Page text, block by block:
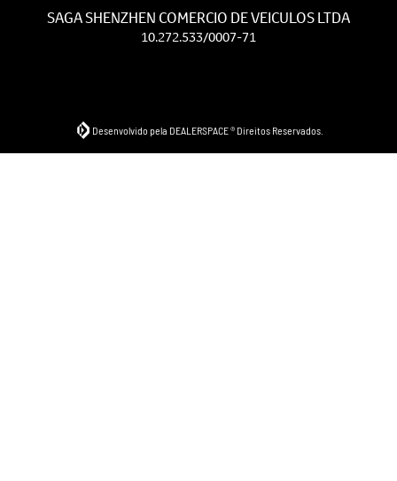
SAGA SHENZHEN COMERCIO DE VEICULOS LTDA
10.272.533/0007-71
Desenvolvido pela DEALERSPACE ® Direitos Reservados.